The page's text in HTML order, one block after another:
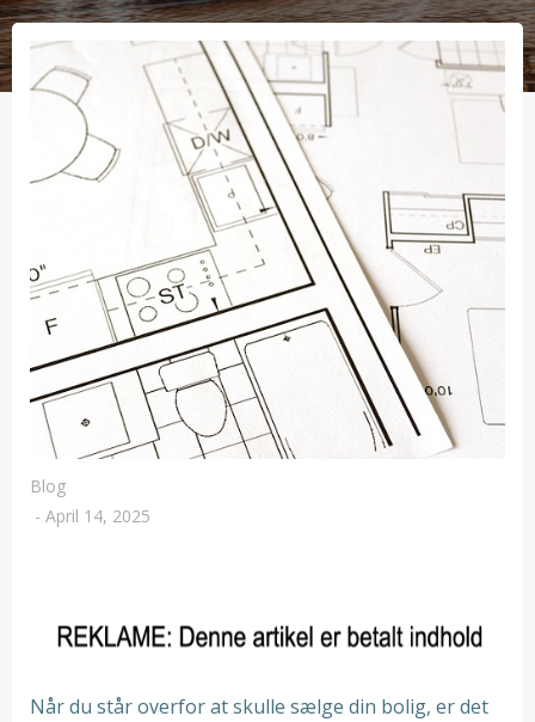
Blog
- April 14, 2025
Når du står overfor at skulle sælge din bolig, er det